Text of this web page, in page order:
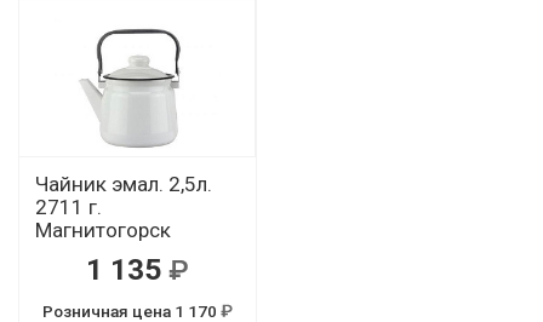
Чайник эмал. 2,5л.
2711 г.
Магнитогорск
1 135
Розничная цена 1 170